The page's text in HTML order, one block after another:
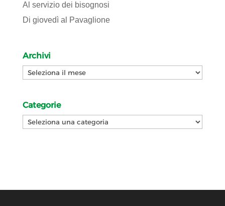
Al servizio dei bisognosi
Di giovedì al Pavaglione
Archivi
Archivi
Categorie
Categorie